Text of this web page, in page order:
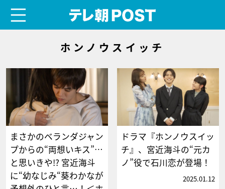
ホンノウスイッチ
まさかのベランダジャン
プからの“両想いキス”…
と思いきや!? 宮近海斗
に“幼なじみ“葵わかなが
ドラマ『ホンノウスイッ
チ』、宮近海斗の“元カ
ノ”役で石川恋が登場！
2025.01.12